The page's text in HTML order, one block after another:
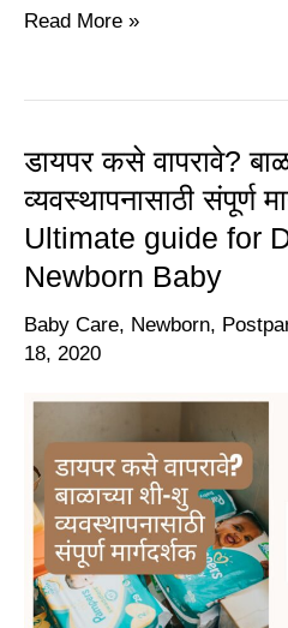
Read More »
डायपर कसे वापरावे?
व्यवस्थापनासाठी संपूर्ण
Ultimate guide for
Newborn Baby
Baby Care, Newborn,
18, 2020
डायपर
कसे
वापरावे?
बाळाच्या
शी-
शु
व्यवस्थापनासाठी
संपूर्ण
मार्गदर्शक
|The
Ultimate
guide